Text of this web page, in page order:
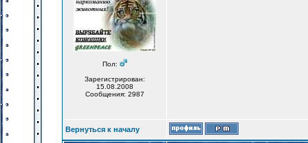
Пол:
Зарегистрирован:
15.08.2008
Сообщения: 2987
Вернуться к началу